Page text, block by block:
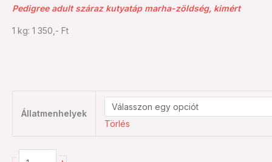
Pedigree adult száraz kutyatáp marha-zöldség, kimért
1 kg: 1 350,- Ft
Állatmenhelyek
Törlés